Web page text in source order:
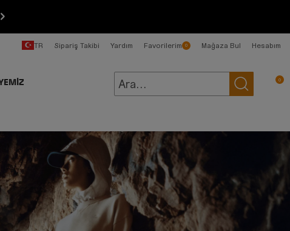
TR Sipariş Takibi Yardım Favorilerim 0 Mağaza Bul Hesabım
0